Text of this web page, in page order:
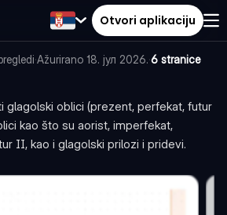
Otvori aplikaciju
·Ažurirano 18. јул 2026.·6 stranice
glagolski oblici (prezent, perfekat, futur
kao što su aorist, imperfekat,
II, kao i glagolski prilozi i pridevi.